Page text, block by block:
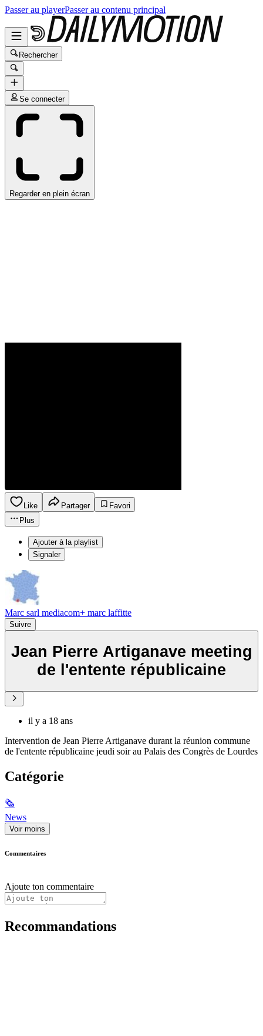
Passer au playerPasser au contenu principal
Rechercher
Se connecter
Regarder en plein écran
Like Partager
Favori
Plus
Ajouter à la playlist
Signaler
Marc sarl mediacom+ marc laffitte
Suivre
Jean Pierre Artiganave meeting
de l'entente républicaine
il y a 18 ans
Intervention de Jean Pierre Artiganave durant la réunion commune
de l'entente républicaine jeudi soir au Palais des Congrès de Lourdes
Catégorie
🗞
News
Voir moins
Commentaires
Ajoute ton commentaire
Recommandations